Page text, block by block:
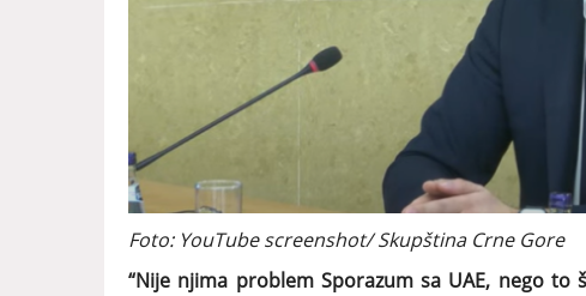
Foto: YouTube screenshot/ Skupština Crne Gore
“Nije njima problem Sporazum sa UAE, nego